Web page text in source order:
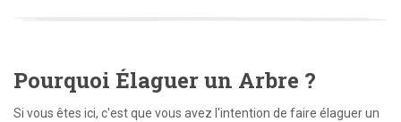
Pourquoi Élaguer un Arbre ?
Si vous êtes ici, c'est que vous avez l'intention de faire élaguer un